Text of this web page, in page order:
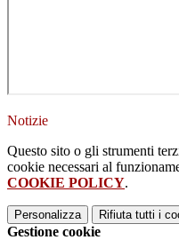
Notizie
Questo sito o gli strumenti
cookie necessari al
COOKIE POLICY.
Personalizza Rifiuta tutti i
Gestione cookie